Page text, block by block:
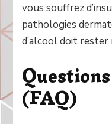
vous souffrez
pathologies
d’alcool doit rester
(FAQ)